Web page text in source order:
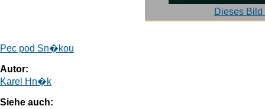
Dieses Bild
Pec pod Sn�kou
Autor:
Karel Hn�k
Siehe auch: